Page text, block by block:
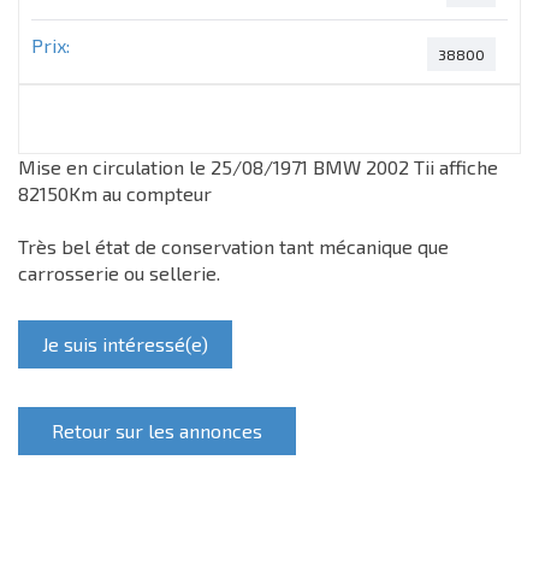
Prix: 38800
Mise en circulation le 25/08/1971 BMW 2002 Tii affiche
82150Km au compteur
Très bel état de conservation tant mécanique que
carrosserie ou sellerie.
Je suis intéressé(e)
Retour sur les annonces